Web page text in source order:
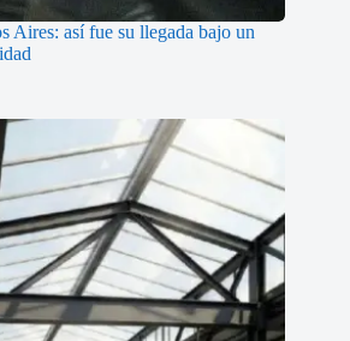
Aires: así fue su llegada bajo un